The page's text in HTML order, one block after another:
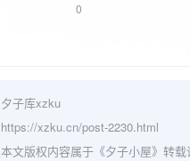
0
夕子库xzku
https://xzku.cn/post-2230.html
本文版权内容属于《夕子小屋》转载